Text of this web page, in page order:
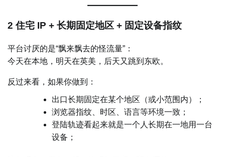
2 住宅 IP + 长期固定地区 + 固定设备指纹
平台讨厌的是“飘来飘去的怪流量”：
今天在本地，明天在英美，后天又跳到东欧。
反过来看，如果你做到：
出口长期固定在某个地区（或小范围内）；
浏览器指纹、时区、语言等环境一致；
登陆轨迹看起来就是一个人长期在一地用一台
设备；